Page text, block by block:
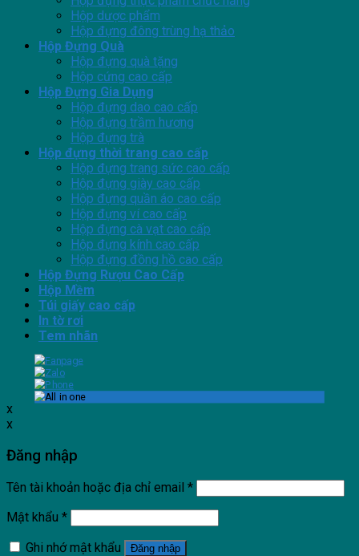
Hộp dược phẩm
Hộp đựng đông trùng hạ thảo
Hộp Đựng Quà
Hộp đựng quà tặng
Hộp cứng cao cấp
Hộp Đựng Gia Dụng
Hộp đựng dao cao cấp
Hộp đựng trầm hương
Hộp đựng trà
Hộp đựng thời trang cao cấp
Hộp đựng trang sức cao cấp
Hộp đựng giày cao cấp
Hộp đựng quần áo cao cấp
Hộp đựng ví cao cấp
Hộp đựng cà vạt cao cấp
Hộp đựng kính cao cấp
Hộp đựng đồng hồ cao cấp
Hộp Đựng Rượu Cao Cấp
Hộp Mềm
Túi giấy cao cấp
In tờ rơi
Tem nhãn
x
x
Đăng nhập
Tên tài khoản hoặc địa chỉ email *
Mật khẩu *
Ghi nhớ mật khẩu
Đăng nhập